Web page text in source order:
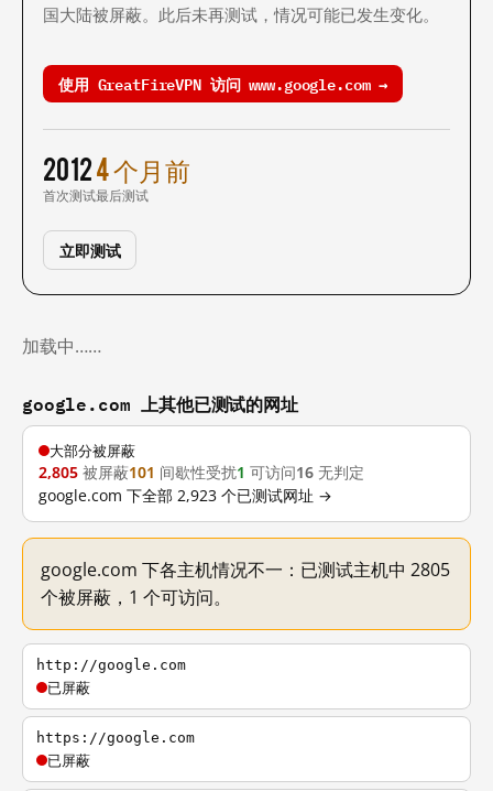
国大陆被屏蔽。此后未再测试，情况可能已发生变化。
使用 GreatFireVPN 访问 www.google.com →
2012
首次测试
4 个月前
最后测试
立即测试
加载中……
google.com 上其他已测试的网址
大部分被屏蔽
2,805 被屏蔽101 间歇性受扰1 可访问16 无判定
google.com 下全部 2,923 个已测试网址 →
google.com 下各主机情况不一：已测试主机中 2805
个被屏蔽，1 个可访问。
http://google.com
已屏蔽
https://google.com
已屏蔽